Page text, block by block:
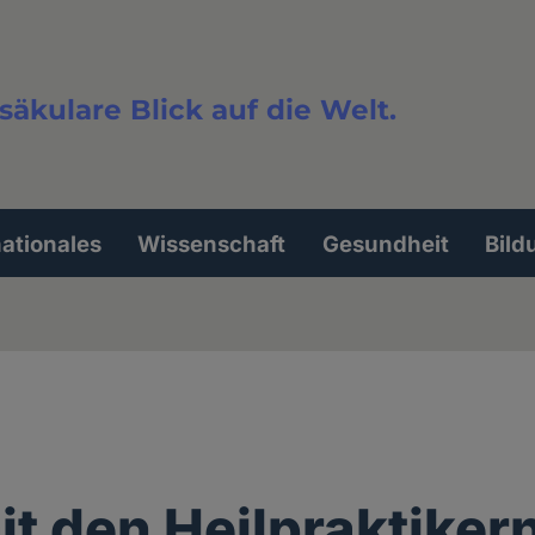
Blick auf die Welt.
Wissenschaft Gesundheit